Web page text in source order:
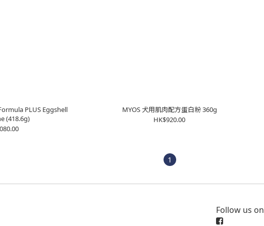
PLUS Eggshell
(418.6g)
MYOS 犬用肌肉配方蛋白粉 360g
HK$920.00
1
Follow us on